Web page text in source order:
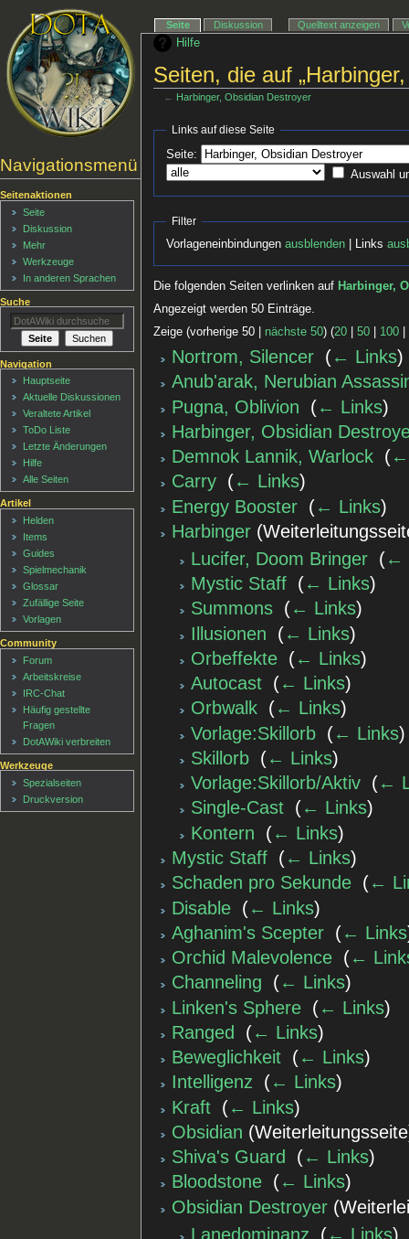
Hilfe
Seiten, die auf
← Harbinger, Obsidian Destroyer
Links auf diese Seite
Seite:
Auswahl
Filter
Vorlageneinbindungen ausblenden| Links
Die folgenden Seiten verlinken auf Harbinger,
Angezeigt werden 50 Einträge.
Zeige (vorherige 50 | nächste 50) (20 |50 100
Nortrom, Silencer (← Links)
Anub'arak, Nerubian
Pugna, Oblivion
(← Links)
Harbinger, Obsidian
Demnok Lannik, Warlock (←
Carry (← Links)
Energy Booster (← Links)
Harbinger
Lucifer, Doom Bringer‎ (←
Mystic Staff‎ (← Links)
Summons‎ (← Links)
Illusionen
(← Links)
Orbeffekte‎ (← Links)
Autocast‎ (← Links)
Orbwalk‎ (← Links)
Vorlage:Skillorb‎ (← Links)
Skillorb‎ (← Links)
Vorlage:Skillorb/Aktiv‎ (←
Single-Cast‎ (← Links)
Kontern
(← Links)
Mystic Staff (← Links)
Schaden pro Sekunde (←
Disable (← Links)
Aghanim's Scepter (← Links
Orchid Malevolence (←
Channeling
(← Links)
Linken's Sphere (← Links)
Ranged
(← Links)
Beweglichkeit (← Links)
Intelligenz
(← Links)
Kraft (← Links)
Obsidian
Shiva's Guard
(← Links)
Bloodstone (← Links)
Obsidian Destroyer
Lanedominanz
(← Links)
Navigationsmenü
Seite Diskussion Quelltext anzeigen
Seitenaktionen
Seite
Diskussion
Mehr
Werkzeuge
In anderen Sprachen
Suche
Navigation
Hauptseite
Aktuelle Diskussionen
Veraltete Artikel
ToDo Liste
Letzte Änderungen
Hilfe
Alle Seiten
Artikel
Helden
Items
Guides
Spielmechanik
Glossar
Zufällige Seite
Vorlagen
Community
Forum
Arbeitskreise
IRC-Chat
Häufig gestellte
Fragen
DotAWiki verbreiten
Werkzeuge
Spezialseiten
Druckversion